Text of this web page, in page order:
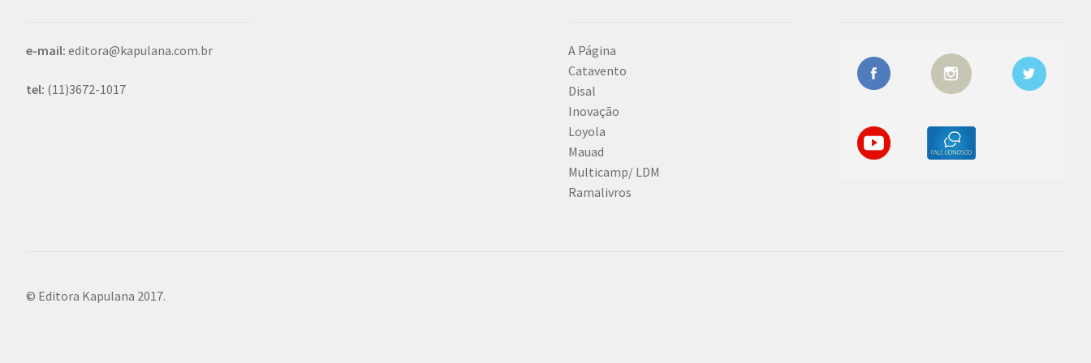
e-mail: editora@kapulana.com.br
tel: (11)3672-1017
A Página
Catavento
Disal
Inovação
Loyola
Mauad
Multicamp/ LDM
Ramalivros
© Editora Kapulana 2017.